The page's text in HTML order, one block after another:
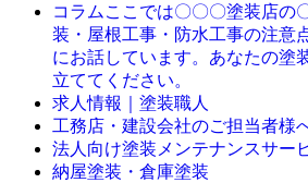
コラム ここでは〇〇〇塗装店の
装・屋根工事・防水工事の注意
にお話しています。あなたの塗
立ててください。
求人情報｜塗装職人
工務店・建設会社のご担当者様
法人向け塗装メンテナンスサー
納屋塗装・倉庫塗装